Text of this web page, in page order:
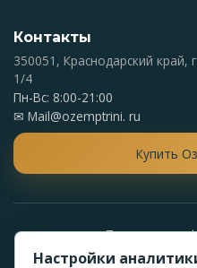
Контакты
350051, Краснодарский край,
1/4
Пн-Вс: 8:00-21:00
✉ Mail@ozemptrini. ru
Купить
Политика
Политика обработки
Настройки